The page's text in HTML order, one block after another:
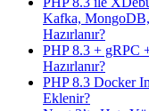
Kafka, MongoDB,
Hazırlanır?
PHP 8.3 + gRPC
Hazırlanır?
PHP 8.3 Docker
Eklenir?